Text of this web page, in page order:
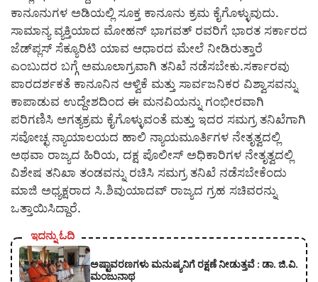
ಕಾನೂನುಗಳ ಅಡಿಯಲ್ಲಿ ಸೂಕ್ತ ಕಾನೂನು ಕ್ರಮ ಕೈಗೊಳ್ಳುವುದು.
ಸಾಮಾನ್ಯ ವ್ಯಕ್ತಿಯಾದ ಮೋಹನ್ ಭಾಗವತ್ ರವರಿಗೆ ಭಾರತ ಸರ್ಕಾರದ
ಜೆಡ್‍ಪ್ಲಸ್ ಸೆಕ್ಯೂರಿಟಿ ಯಾವ ಆಧಾರದ ಮೇಲೆ ನೀಡಿರುತ್ತಾರೆ
ಎಂಬುದರ ಬಗ್ಗೆ ಅಮೂಲಾಗ್ರವಾಗಿ ತನಿಖೆ ನಡೆಸಬೇಕು.ಸರ್ಕಾರವು
ಪಾರದರ್ಶಕತೆ ಕಾನೂನಿನ ಆಳ್ವಿಕೆ ಮತ್ತು ಸಾರ್ವಜನಿಕರ ವಿಶ್ವಾಸವನ್ನು
ಕಾಪಾಡುವ ಉದ್ದೇಶದಿಂದ ಈ ಮನವಿಯನ್ನು ಗಂಭೀರವಾಗಿ
ಪರಿಗಣಿಸಿ ಅಗತ್ಯಕ್ರಮ ಕೈಗೊಳ್ಳುವಂತೆ ಮತ್ತು ಇದರ ಸಮಗ್ರ ತನಿಖೆಗಾಗಿ
ಸವೋಚ್ಛ ನ್ಯಾಯಾಲಯದ ಹಾಲಿ ನ್ಯಾಯಮೂರ್ತಿಗಳ ನೇತೃತ್ವದಲ್ಲಿ
ಅಥವಾ ರಾಜ್ಯದ ಹಿರಿಯ, ದಕ್ಷ ಪೊಲೀಸ್ ಅಧಿಕಾರಿಗಳ ನೇತೃತ್ವದಲ್ಲಿ
ವಿಶೇಷ ತನಿಖಾ ತಂಡವನ್ನು ರಚಿಸಿ ಸಮಗ್ರ ತನಿಖೆ ನಡೆಸಬೇಕೆಂದು
ಮಾಜಿ ಅಧ್ಯಕ್ಷರಾದ ಸಿ.ಶಿವುಯಾದವ್ ರಾಜ್ಯದ ಗ್ರಹ ಸಚಿವರನ್ನು
ಒತ್ತಾಯಿಸಿದ್ದಾರೆ.
ಇದನ್ನು ಓದಿ
ಅಷ್ಟಾವರಣಗಳು ಮನುಷ್ಯನಿಗೆ ರಕ್ಷಣೆ ನೀಡುತ್ತವೆ : ಡಾ. ಜಿ.ವಿ.
ಮಂಜುನಾಥ